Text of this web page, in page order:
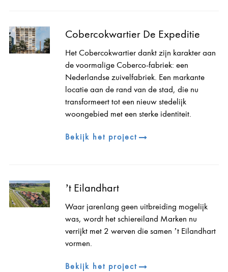
Cobercokwartier De Expeditie
Het Cobercokwartier dankt zijn karakter aan
de voormalige Coberco-fabriek: een
Nederlandse zuivelfabriek. Een markante
locatie aan de rand van de stad, die nu
transformeert tot een nieuw stedelijk
woongebied met een sterke identiteit.
Bekijk het project
’t Eilandhart
Waar jarenlang geen uitbreiding mogelijk
was, wordt het schiereiland Marken nu
verrijkt met 2 werven die samen ’t Eilandhart
vormen.
Bekijk het project